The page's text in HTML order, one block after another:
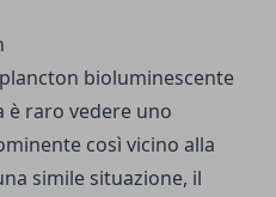
bioluminescente
è raro vedere uno
così vicino alla
simile situazione, il